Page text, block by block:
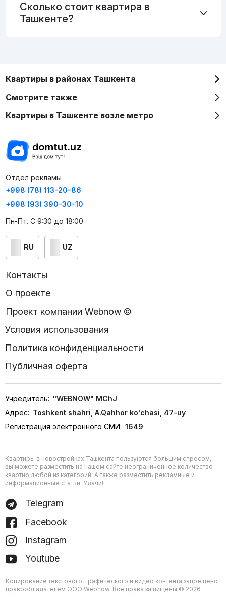
Сколько стоит квартира в
Ташкенте?
Квартиры в районах Ташкента
Смотрите также
Квартиры в Ташкенте возле метро
Отдел рекламы
+998 (78) 113-20-86
+998 (93) 390-30-10
Пн-Пт. С 9:30 до 18:00
RU UZ
Контакты
О проекте
Проект компании Webnow ©
Условия использования
Политика конфиденциальности
Публичная оферта
Учредитель: "WEBNOW" MChJ
Адрес: Toshkent shahri, A.Qahhor ko'chasi, 47-uy
Регистрация электронного СМИ: 1649
Квартиры в новостройках Ташкента пользуются большим спросом,
вы можете разместить на нашем сайте неограниченное количество
квартир любой из категорий. А также разместить рекламные и
информационные статьи. Удачи!
Telegram
Facebook
Instagram
Youtube
Копирование текстового, графического и видео контента запрещено
правообладателем ООО Webnow. Все права защищены © 2026